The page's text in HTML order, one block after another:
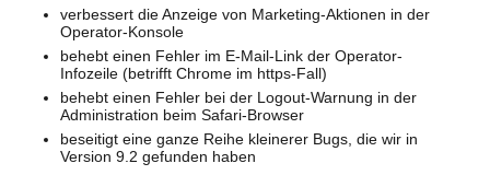
verbessert die Anzeige von Marketing-Aktionen in der
Operator-Konsole
behebt einen Fehler im E-Mail-Link der Operator-
Infozeile (betrifft Chrome im https-Fall)
behebt einen Fehler bei der Logout-Warnung in der
Administration beim Safari-Browser
beseitigt eine ganze Reihe kleinerer Bugs, die wir in
Version 9.2 gefunden haben